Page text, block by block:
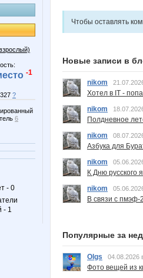
-1
?
6
- 0
- 1
Чтобы оставлять
Новые записи в
nikom
Хотел в IT -
nikom
Полдневное
nikom
Азбука для
nikom
К Дню русского
nikom
В связи с пмэф-
Популярные за
Olgs 04.08.2026
Фото вещей из